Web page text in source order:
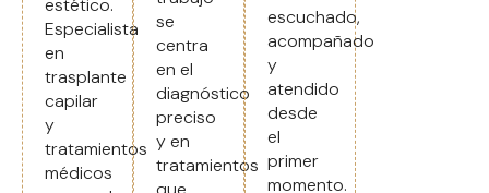
estético.
Especialista
en
trasplante
capilar
y
tratamientos
médicos
se
centra
en el
diagnóstico
preciso
y en
tratamientos
escuchado,
acompañado
y
atendido
desde
el
primer
momento.